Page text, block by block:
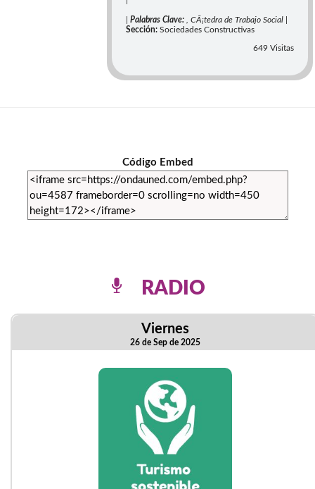
Palabras Clave: , CÃ¡tedra de Trabajo Social |
Sección: Sociedades Constructivas
649 Visitas
Código Embed
RADIO
Viernes
26 de Sep de 2025